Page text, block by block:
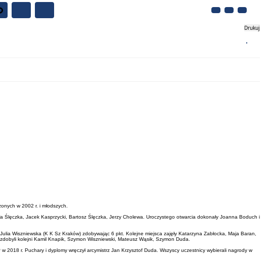
Drukuj
w 2002 r. i młodszych.
Jacek Kasprzycki, Bartosz Ślęczka, Jerzy Cholewa. Uroczystego otwarcia dokonały Joanna Boduch i
Wiszniewska (K K Sz Kraków) zdobywając 6 pkt. Kolejne miejsca zajęły Katarzyna Zabłocka, Maja Baran,
kolejni Kamil Knapik, Szymon Wiszniewski, Mateusz Wąsik, Szymon Duda.
2018 r. Puchary i dyplomy wręczył arcymistrz Jan Krzysztof Duda. Wszyscy uczestnicy wybierali nagrody w